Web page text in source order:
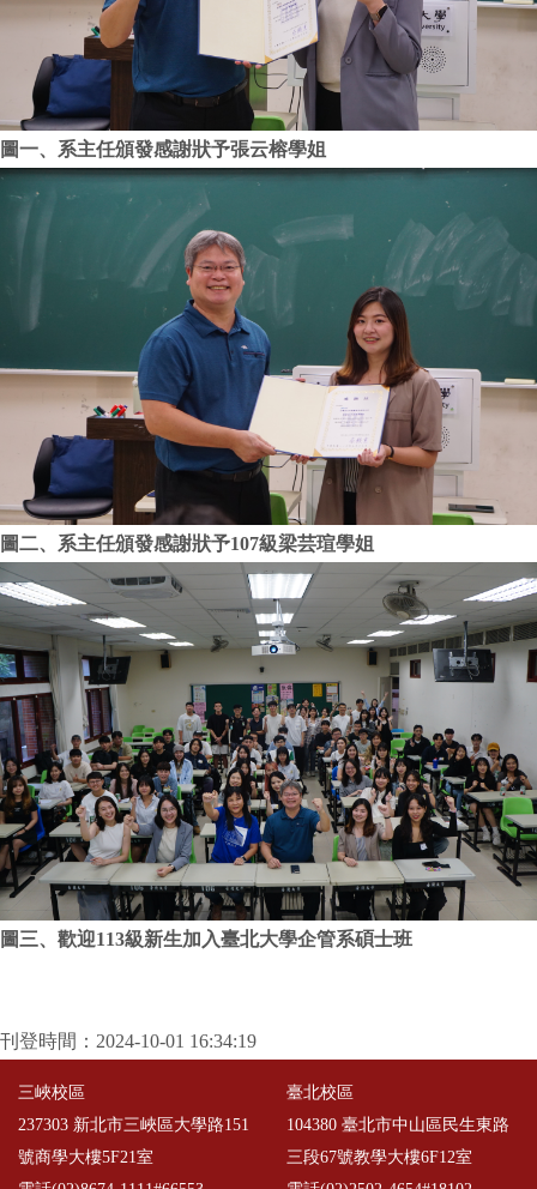
圖一、系主任頒發感謝狀予張云榕學姐
圖二、系主任頒發感謝狀予107級梁芸瑄學姐
圖三、歡迎113級新生加入臺北大學企管系碩士班
刊登時間：2024-10-01 16:34:19
三峽校區
237303 新北市三峽區大學路151
號商學大樓5F21室
臺北校區
104380 臺北市中山區民生東路
三段67號教學大樓6F12室